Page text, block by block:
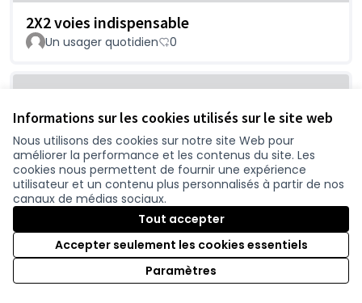
Informations sur les cookies utilisés sur le site web
Nous utilisons des cookies sur notre site Web pour
améliorer la performance et les contenus du site. Les
cookies nous permettent de fournir une expérience
utilisateur et un contenu plus personnalisés à partir de nos
canaux de médias sociaux.
Tout accepter
Accepter seulement les cookies essentiels
Paramètres
2X2 voies indispensable
Un usager quotidien 0
Chaumes en retz- pornic
nomiche 0